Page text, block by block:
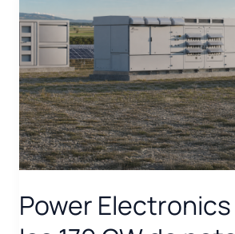
por
IA:
Power
Electronics
impulsa
la
gestión
de
la
infraestructura
de
Power